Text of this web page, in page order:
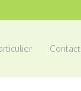
Contact